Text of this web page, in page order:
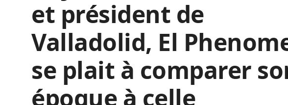
et président de
Valladolid, El
se plait à comparer
époque à celle